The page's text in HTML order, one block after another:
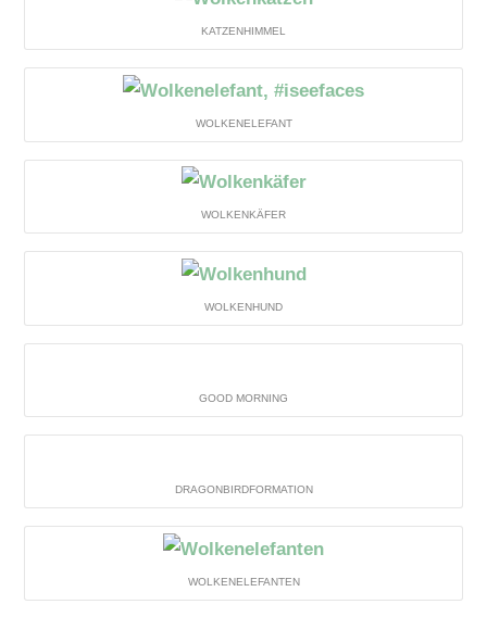
KATZENHIMMEL
WOLKENELEFANT
WOLKENKÄFER
WOLKENHUND
GOOD MORNING
DRAGONBIRDFORMATION
WOLKENELEFANTEN